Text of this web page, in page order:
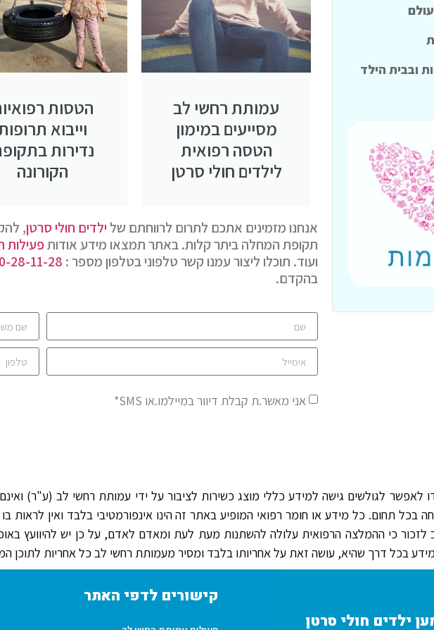
ובבית הילד
עמותת רחשי לב
מסייעים במימון
הטסה רפואית
לילדים חולי סרטן
הטסות
וייבוא
נדירות
הקורונה
אנחנו מזמינים אתכם לתרום לרווחתם של ילדים חולי סרטן,
תקופת המחלה ביתר קלות. באתר תמצאו מידע אודותפעילות
ועוד. תוכלו ליצור עמנו קשר טלפוני בטלפון מספר : 28-11-28
בהקדם.
אני מאשר.ת קבלת דיוור במיילמו.או SMS*
לאפשר לגולשים גישה למידע כללי מוצג כשירות לציבור על ידי עמותת רחשי לב (ע"ר) ואינם
בכל תחום. כל מידע או חומר רפואי המופיע באתר זה הינו אינפורמטיבי בלבד ואין לראות
לזכור כי ההמלצה הרפואית עלולה להשתנות מעת לעת ומאדם לאדם, על כן יש להיוועץ
בכל דרך שהיא, עושה זאת על אחריותו בלבד ומסיר מעמותת רחשי לב כל אחריות לתוכן
ילדים חולי סרטן
קישורים לדפי האתר